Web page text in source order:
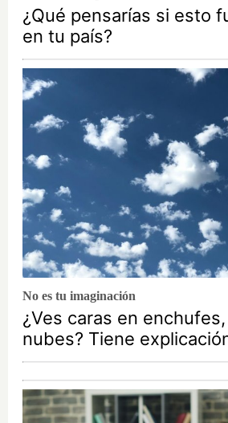
¿Qué pensarías si esto
en tu país?
No es tu imaginación
¿Ves caras en
nubes? Tiene